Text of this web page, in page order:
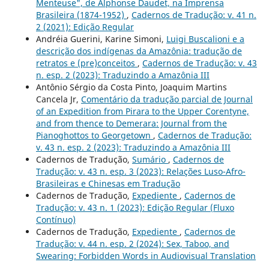
Menteuse", de Alphonse Daudet, na Imprensa
Brasileira (1874-1952) , Cadernos de Tradução: v. 41 n.
2 (2021): Edição Regular
Andréia Guerini, Karine Simoni, Luigi Buscalioni e a
descrição dos indígenas da Amazônia: tradução de
retratos e (pre)conceitos , Cadernos de Tradução: v. 43
n. esp. 2 (2023): Traduzindo a Amazônia III
Antônio Sérgio da Costa Pinto, Joaquim Martins
Cancela Jr, Comentário da tradução parcial de Journal
of an Expedition from Pirara to the Upper Corentyne,
and from thence to Demerara: Journal from the
Pianoghottos to Georgetown , Cadernos de Tradução:
v. 43 n. esp. 2 (2023): Traduzindo a Amazônia III
Cadernos de Tradução, Sumário , Cadernos de
Tradução: v. 43 n. esp. 3 (2023): Relações Luso-Afro-
Brasileiras e Chinesas em Tradução
Cadernos de Tradução, Expediente , Cadernos de
Tradução: v. 43 n. 1 (2023): Edição Regular (Fluxo
Contínuo)
Cadernos de Tradução, Expediente , Cadernos de
Tradução: v. 44 n. esp. 2 (2024): Sex, Taboo, and
Swearing: Forbidden Words in Audiovisual Translation